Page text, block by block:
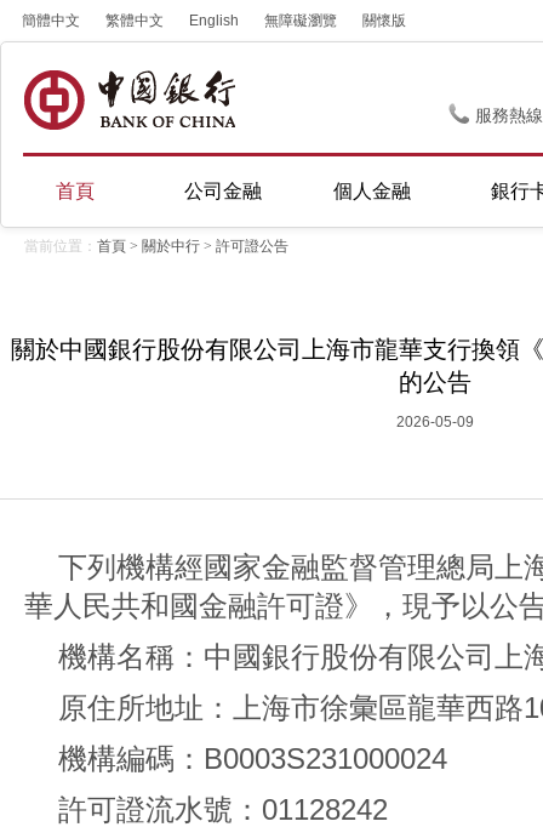
簡體中文 繁體中文 English 無障礙瀏覽 關懷版
服務熱
首頁 公司金融 個人金融 銀行
當前位置： 首頁 > 關於中行 > 許可證公告
關於中國銀行股份有限公司上海市龍華支行換領
的公告
2026-05-09
下列機構經國家金融監督管理總局上
華人民共和國金融許可證》，現予以公
機構名稱：中國銀行股份有限公司上
原住所地址：上海市徐彙區龍華西路
機構編碼：B0003S231000024
許可證流水號：01128242